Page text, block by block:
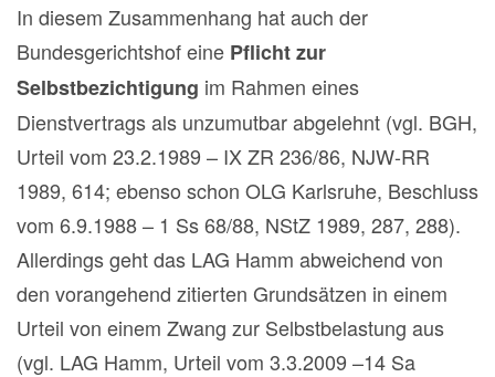
In diesem Zusammenhang hat auch der
Bundesgerichtshof eine Pflicht zur
Selbstbezichtigung im Rahmen eines
Dienstvertrags als unzumutbar abgelehnt (vgl. BGH,
Urteil vom 23.2.1989 – IX ZR 236/86, NJW-RR
1989, 614; ebenso schon OLG Karlsruhe, Beschluss
vom 6.9.1988 – 1 Ss 68/88, NStZ 1989, 287, 288).
Allerdings geht das LAG Hamm abweichend von
den vorangehend zitierten Grundsätzen in einem
Urteil von einem Zwang zur Selbstbelastung aus
(vgl. LAG Hamm, Urteil vom 3.3.2009 –14 Sa